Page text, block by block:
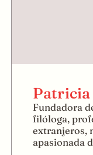
Fundadora
filóloga,
extranjeros,
apasionada